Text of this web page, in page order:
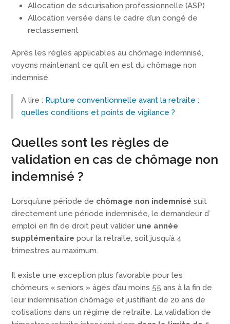
Allocation de sécurisation professionnelle (ASP)
Allocation versée dans le cadre d’un congé de
reclassement
Après les règles applicables au chômage indemnisé,
voyons maintenant ce qu’il en est du chômage non
indemnisé.
A lire : Rupture conventionnelle avant la retraite :
quelles conditions et points de vigilance ?
Quelles sont les règles de
validation en cas de chômage non
indemnisé ?
Lorsqu’une période de chômage non indemnisé suit
directement une période indemnisée, le demandeur d’
emploi en fin de droit peut valider une année
supplémentaire pour la retraite, soit jusqu’à 4
trimestres au maximum.
Il existe une exception plus favorable pour les
chômeurs « seniors » âgés d’au moins 55 ans à la fin de
leur indemnisation chômage et justifiant de 20 ans de
cotisations dans un régime de retraite. La validation de